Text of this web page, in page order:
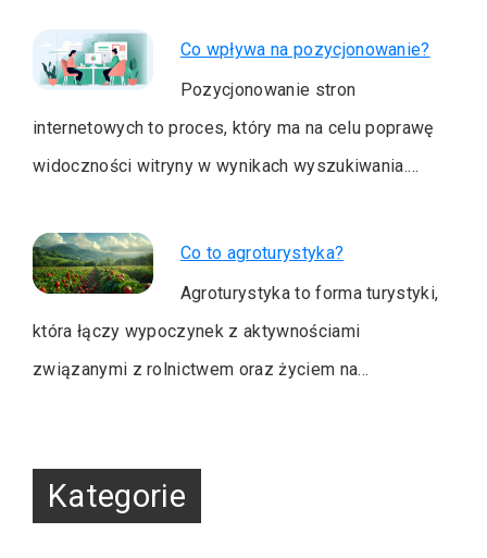
Co wpływa na pozycjonowanie?
Pozycjonowanie stron
internetowych to proces, który ma na celu poprawę
widoczności witryny w wynikach wyszukiwania.…
Co to agroturystyka?
Agroturystyka to forma turystyki,
która łączy wypoczynek z aktywnościami
związanymi z rolnictwem oraz życiem na…
Kategorie